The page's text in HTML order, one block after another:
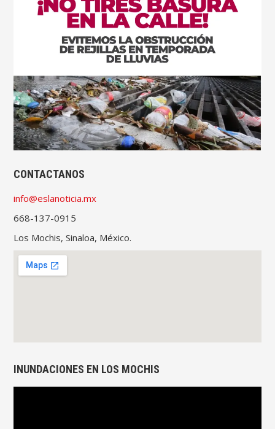
CONTACTANOS
info@eslanoticia.mx
668-137-0915
Los Mochis, Sinaloa, México.
INUNDACIONES EN LOS MOCHIS